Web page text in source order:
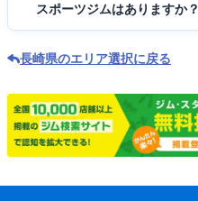
スポーツジムはありますか？
長崎県のエリア選択に戻る